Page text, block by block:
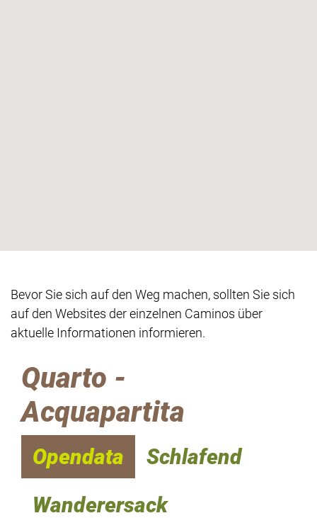
Bevor Sie sich auf den Weg machen, sollten Sie sich
auf den Websites der einzelnen Caminos über
aktuelle Informationen informieren.
Quarto -
Acquapartita
Opendata
Schlafend
Wanderersack